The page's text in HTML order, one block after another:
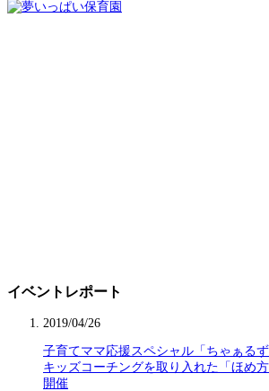
イベントレポート
2019/04/26
子育てママ応援スペシャル「ちゃぁる
キッズコーチングを取り入れた「ほめ
開催